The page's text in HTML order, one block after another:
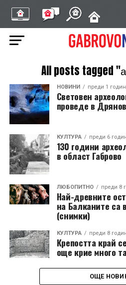
All posts tagged
НОВИНИ преди 1
Световен
проведе в
КУЛТУРА преди 6
130 години
в област Габрово
ЛЮБОПИТНО преди 8
Най-древните
на Балканите са
(снимки)
КУЛТУРА преди 8
Крепостта край
още крие много
ОЩЕ